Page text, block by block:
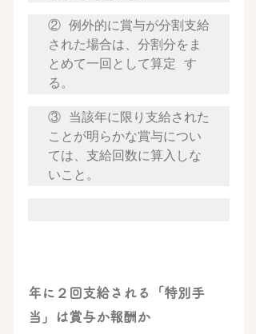
② 例外的に賞与が分割支給
された場合は、分割分をま
とめて一回として算定 す
る。
③ 当該年に限り支給された
ことが明らかな賞与につい
ては、支給回数に算入しな
いこと。
年に２回支給される「特別手
当」は賞与か報酬か